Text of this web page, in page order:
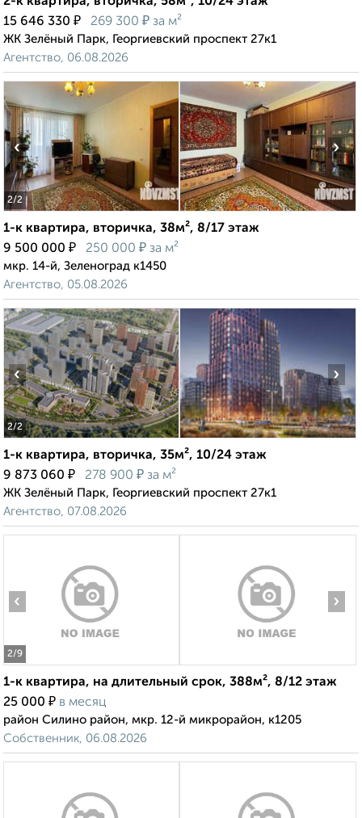
15 646 330 ₽ 269 300 ₽ за м²
ЖК Зелёный Парк, Георгиевский проспект 27к1
Агентство, 06.08.2026
2/2
‹ ›
1-к квартира, вторичка, 38м², 8/17 этаж
9 500 000 ₽ 250 000 ₽ за м²
мкр. 14-й, Зеленоград к1450
Агентство, 05.08.2026
2/2
‹ ›
1-к квартира, вторичка, 35м², 10/24 этаж
9 873 060 ₽ 278 900 ₽ за м²
ЖК Зелёный Парк, Георгиевский проспект 27к1
Агентство, 07.08.2026
2/9
‹ ›
1-к квартира, на длительный срок, 388м², 8/12 этаж
25 000 ₽ в месяц
район Силино район, мкр. 12-й микрорайон, к1205
Собственник, 06.08.2026